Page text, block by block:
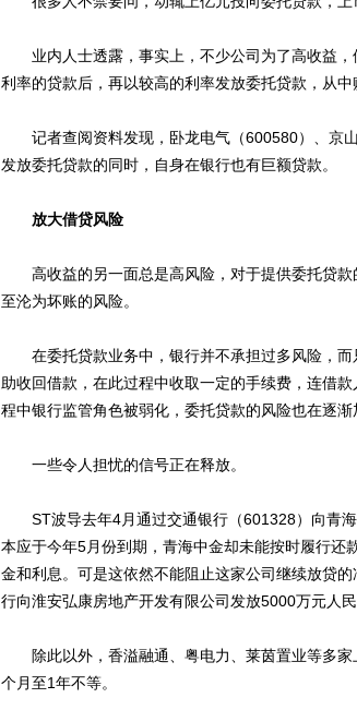
业内人士透露，事实上，不少公司为了高收益，
利率的贷款后，再以较高的利率发放委托贷款，从中
记者查阅资料发现，卧龙电气（600580）、京
发放委托贷款的同时，自身在银行也有巨额贷款。
放大借贷风险
高收益的另一面总是高风险，对于提供委托贷款
至沦为坏账的风险。
在委托贷款业务中，银行并不承担过多风险，而
助收回借款，在此过程中收取一定的手续费，连借
程中银行监管角色被弱化，委托贷款的风险也在逐渐
一些令人担忧的信号正在释放。
ST波导去年4月通过交通银行（601328）向青海
本应于今年5月份到期，青海中金却未能按时履行还
金和利息。可是这依然不能阻止这家公司继续放贷
行向淮安弘康房地产开发有限公司发放5000万元人
除此以外，香溢融通、粤电力、莱茵置业等多家
个月至1年不等。